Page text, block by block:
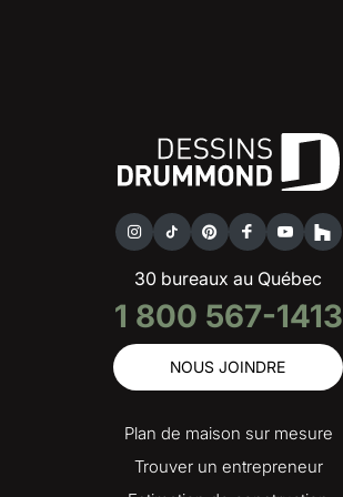
30 bureaux au Québec
1 800 567-1413
NOUS JOINDRE
Plan de maison sur mesure
Trouver un entrepreneur